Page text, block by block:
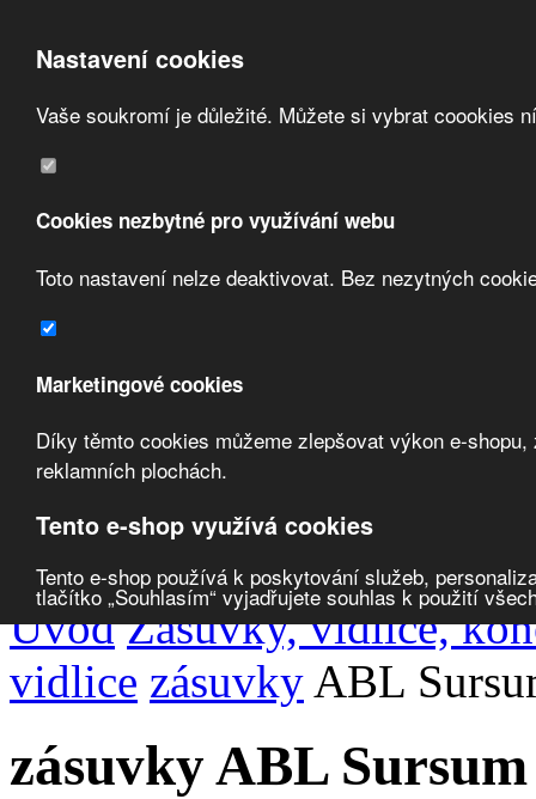
Nastavení cookies
Vaše soukromí je důležité. Můžete si vybrat coookies
Cookies nezbytné pro využívání webu
Toto nastavení nelze deaktivovat. Bez nezytných
Marketingové cookies
Díky těmto cookies můžeme zlepšovat výkon e-
reklamních plochách.
Tento e-shop využívá cookies
Tento e-shop používá k poskytování služeb,
tlačítko „Souhlasím“ vyjadřujete souhlas k použití
Přeskočit na hlavní obsah/Přeskočit na doplňující obsah
Kontakt
Zvolte měnu:
Přihlásit uživatele
Porovnat produkty 0
Úvod Zásuvky, vidlice,
vidlice zásuvky ABL
zásuvky ABL Sursum